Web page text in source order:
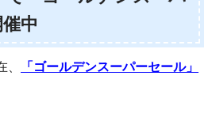
中
「ゴールデンスーパーセール」